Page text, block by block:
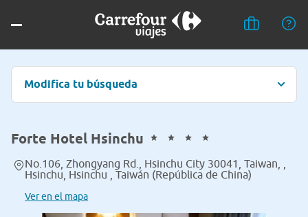
Modifica tu búsqueda
Forte Hotel Hsinchu
No.106, Zhongyang Rd., Hsinchu City 30041, Taiwan, ,
Hsinchu, Hsinchu , Taiwán (República de China)
Ver en el mapa